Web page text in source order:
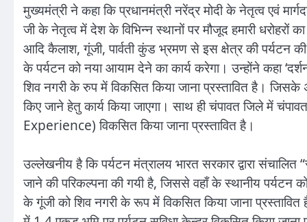
मुख्यमंत्री ने कहा कि प्रधानमंत्री नरेंद्र मोदी के नेतृत्व एवं
जी के नेतृत्व में देश के विभिन्न स्थानों पर मौजूद हमारी धरोहरों
आदि कैलाश, गूंजी, पार्वती कुंड भ्रमण से इस क्षेत्र की पर्यटन
के पर्यटन को नया आयाम देने का कार्य करेगा। उन्होंने कहा
शिव नगरी के रुप में विकसित किया जाना प्रस्तावित है।
किए जाने हेतु कार्य किया जाएगा। साथ ही चंपावत जिले में
Experience) विकसित किया जाना प्रस्तावित है।
उल्लेखनीय है कि पर्यटन मंत्रालय भारत सरकार द्वारा
जाने की परिकल्पना की गयी है, जिससे वहाँ के स्थानीय
के गूंजी को शिव नगरी के रूप में विकसित किया जाना